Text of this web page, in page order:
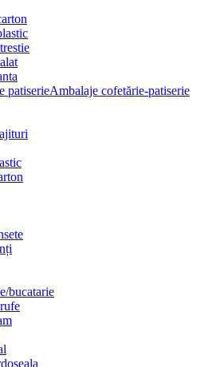
Ambalaje cofetărie-patiserie
bucatarie